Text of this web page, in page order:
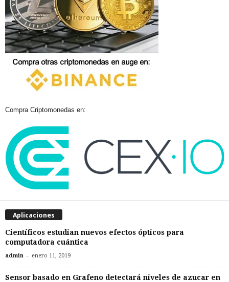
Compra Criptomonedas en:
Aplicaciones
Científicos estudian nuevos efectos ópticos para
computadora cuántica
admin - enero 11, 2019
Sensor basado en Grafeno detectará niveles de azucar en